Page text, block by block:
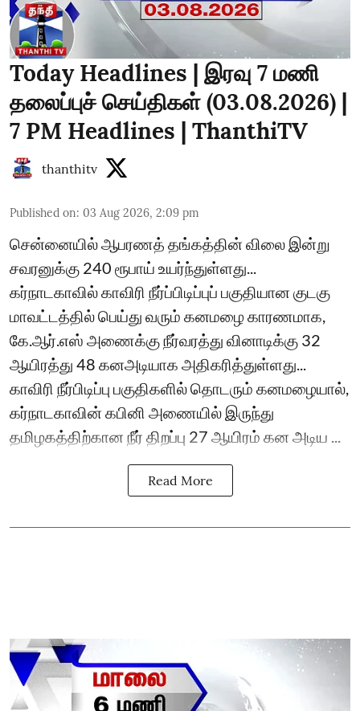
Today Headlines | இரவு 7 மணி
தலைப்புச் செய்திகள் (03.08.2026) |
7 PM Headlines | ThanthiTV
thanthitv
Published on: 03 Aug 2026, 2:09 pm
சென்னையில் ஆபரணத் தங்கத்தின் விலை இன்று
சவரனுக்கு 240 ரூபாய் உயர்ந்துள்ளது...
கர்நாடகாவில் காவிரி நீர்ப்பிடிப்புப் பகுதியான குடகு
மாவட்டத்தில் பெய்து வரும் கனமழை காரணமாக,
கே.ஆர்.எஸ் அணைக்கு நீர்வரத்து வினாடிக்கு 32
ஆயிரத்து 48 கனஅடியாக அதிகரித்துள்ளது...
காவிரி நீர்பிடிப்பு பகுதிகளில் தொடரும் கனமழையால்,
கர்நாடகாவின் கபினி அணையில் இருந்து
தமிழகத்திற்கான நீர் திறப்பு 27 ஆயிரம் கன அடிய ...
Read More